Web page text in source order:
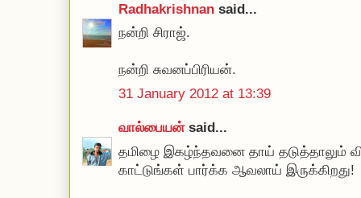
Radhakrishnan said...
நன்றி சிராஜ்.
நன்றி சுவனப்பிரியன்.
31 January 2012 at 13:39
வால்பையன்said...
தமிழை இகழ்ந்தவனை தாய் தடுத்தாலும்
காட்டுங்கள் பார்க்க ஆவலாய் இருக்கிறது!